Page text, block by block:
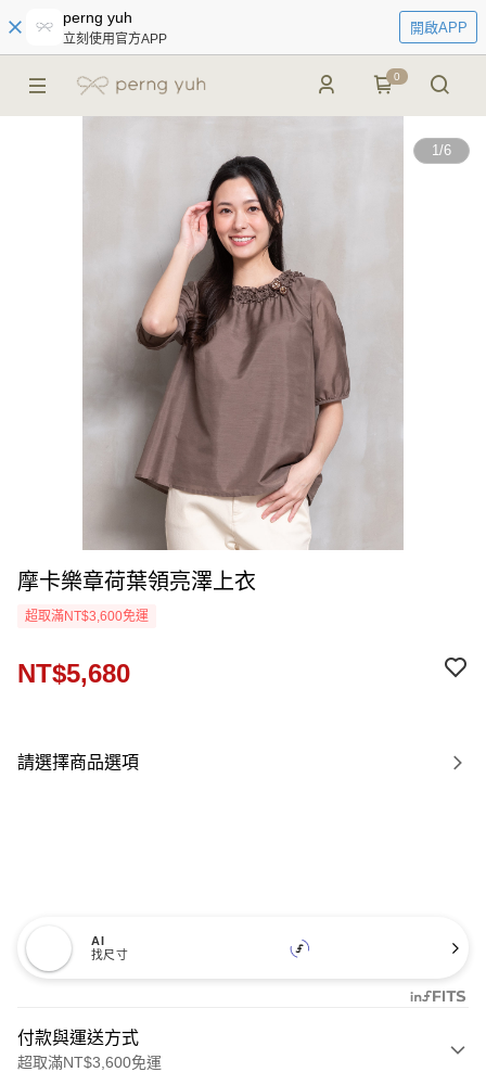
perng yuh
立刻使用官方APP
開啟APP
0
1/6
摩卡樂章荷葉領亮澤上衣
超取滿NT$3,600免運
NT$5,680
請選擇商品選項
AI
找尺寸
付款與運送方式
超取滿NT$3,600免運